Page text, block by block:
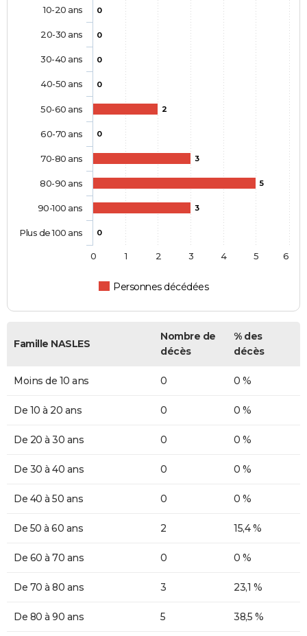
0
0
0
0
2
0
3
5
3
0
Personnes décédées
10-20 ans
20-30 ans
30-40 ans
40-50 ans
50-60 ans
60-70 ans
70-80 ans
80-90 ans
90-100 ans
Plus de 100 ans
0 1 2 3 4 5 6
Famille NASLES
Nombre de
décès
% des
décès
Moins de 10 ans 0 0 %
De 10 à 20 ans 0 0 %
De 20 à 30 ans 0 0 %
De 30 à 40 ans 0 0 %
De 40 à 50 ans 0 0 %
De 50 à 60 ans 2 15,4 %
De 60 à 70 ans 0 0 %
De 70 à 80 ans 3 23,1 %
De 80 à 90 ans 5 38,5 %